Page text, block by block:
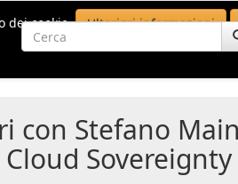
dei cookie. Ulteriori informazioni
con Stefano
Sovereignty